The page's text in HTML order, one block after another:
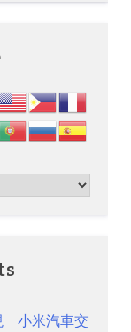
小米汽車交